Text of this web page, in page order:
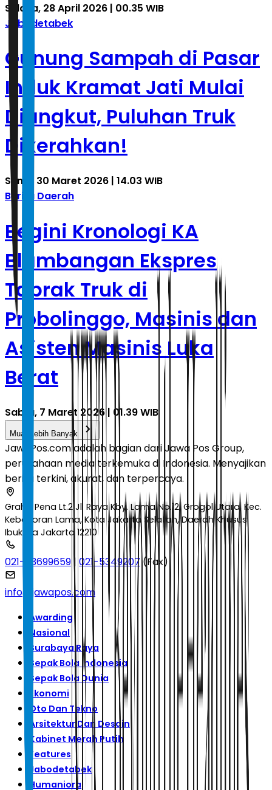
Selasa, 28 April 2026 | 00.35 WIB
Jabodetabek
Gunung Sampah di Pasar
Induk Kramat Jati Mulai
Diangkut, Puluhan Truk
Dikerahkan!
Senin, 30 Maret 2026 | 14.03 WIB
Berita Daerah
Begini Kronologi KA
Blambangan Ekspres
Tabrak Truk di
Probolinggo, Masinis dan
Asisten Masinis Luka
Berat
Sabtu, 7 Maret 2026 | 01.39 WIB
Muat Lebih Banyak
JawaPos.com adalah bagian dari Jawa Pos Group,
perusahaan media terkemuka di Indonesia. Menyajikan
berita terkini, akurat, dan terpercaya.
Graha Pena Lt.2 Jl. Raya Kby. Lama No.12, Grogol Utara, Kec.
Kebayoran Lama, Kota Jakarta Selatan, Daerah Khusus
Ibukota Jakarta 12210
021-53699659| 021-5349207(Fax)
info@jawapos.com
Awarding
Nasional
Surabaya Raya
Sepak Bola Indonesia
Sepak Bola Dunia
Ekonomi
Oto Dan Tekno
Arsitektur Dan Desain
Kabinet Merah Putih
Features
Jabodetabek
Humaniora